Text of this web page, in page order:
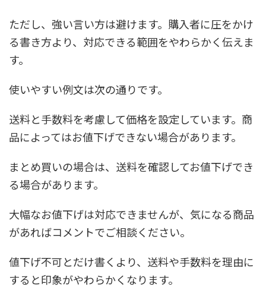
ただし、強い言い方は避けます。購入者に圧をかけ
る書き方より、対応できる範囲をやわらかく伝えま
す。
使いやすい例文は次の通りです。
送料と手数料を考慮して価格を設定しています。商
品によってはお値下げできない場合があります。
まとめ買いの場合は、送料を確認してお値下げでき
る場合があります。
大幅なお値下げは対応できませんが、気になる商品
があればコメントでご相談ください。
値下げ不可とだけ書くより、送料や手数料を理由に
すると印象がやわらかくなります。